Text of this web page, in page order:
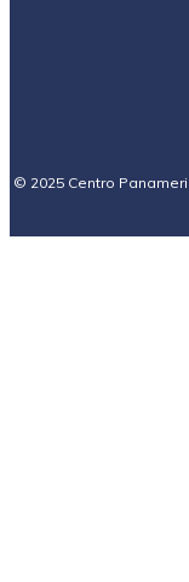
© 2025 Centro